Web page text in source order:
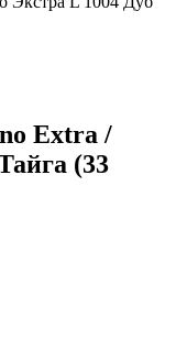
Extra /
(33